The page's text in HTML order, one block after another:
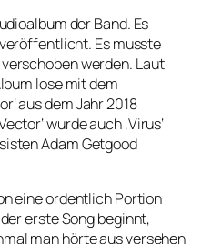
der Band. Es
Es musste
werden. Laut
lose mit dem
aus dem Jahr 2018
wurde auch ‚Virus‘
Adam Getgood
eine ordentlich Portion
erste Song beginnt,
man hörte aus versehen